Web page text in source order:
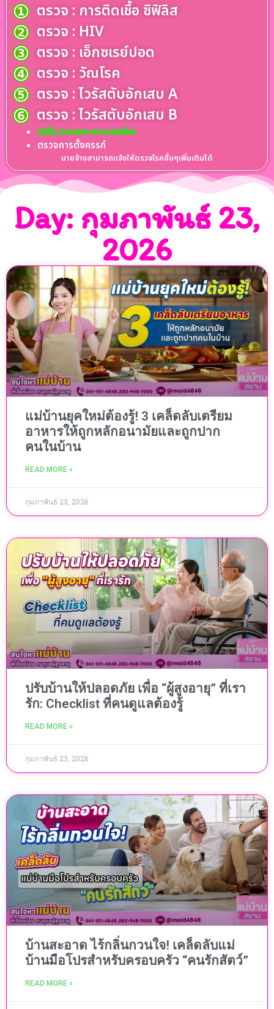
ตรวจ : การติดเชื้อ ซิฟิลิส
ตรวจ : HIV
ตรวจ : เอ็กซเรย์ปอด
ตรวจ : วัณโรค
ตรวจ : ไวรัสตับอักเสบ A
ตรวจ : ไวรัสตับอักเสบ B
(ฟรี) ตรวจหาสารเสพติด
ตรวจการตั้งครรภ์
นายจ้างสามารถแจ้งให้ตรวจโรคอื่นๆเพิ่มเติมได้
Day: กุมภาพันธ์ 23,
2026
แม่บ้านยุคใหม่ต้องรู้! 3 เคล็ดลับเตรียม
อาหารให้ถูกหลักอนามัยและถูกปาก
คนในบ้าน
READ MORE »
กุมภาพันธ์ 23, 2026
ปรับบ้านให้ปลอดภัย เพื่อ “ผู้สูงอายุ” ที่เรา
รัก: Checklist ที่คนดูแลต้องรู้
READ MORE »
กุมภาพันธ์ 23, 2026
บ้านสะอาด ไร้กลิ่นกวนใจ! เคล็ดลับแม่
บ้านมือโปรสำหรับครอบครัว “คนรักสัตว์”
READ MORE »